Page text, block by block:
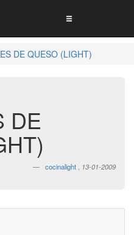
DE QUESO (LIGHT)
DE
cocinalight 13-01-2009